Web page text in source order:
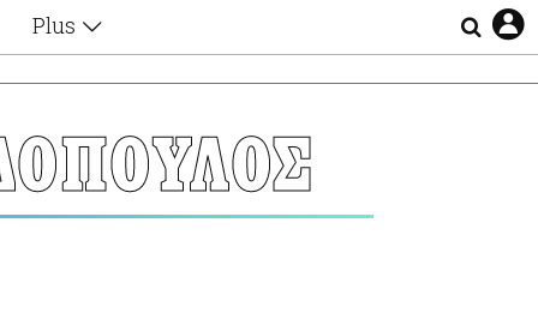
Plus
Αφιερώματα
Ζώδια